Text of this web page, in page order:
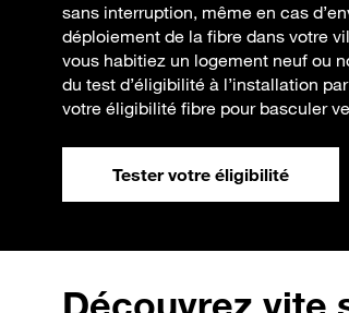
sans interruption, même en cas
déploiement de la fibre dans votre
vous habitiez un logement neuf ou
du test d’éligibilité à l’installation
votre éligibilité fibre pour basculer
Tester votre éligibilité